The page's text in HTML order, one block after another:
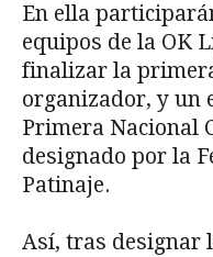
En ella
equipos de la OK
finalizar la
organizador, y un
Primera Nacional
designado por la
Patinaje.
Así, tras designar